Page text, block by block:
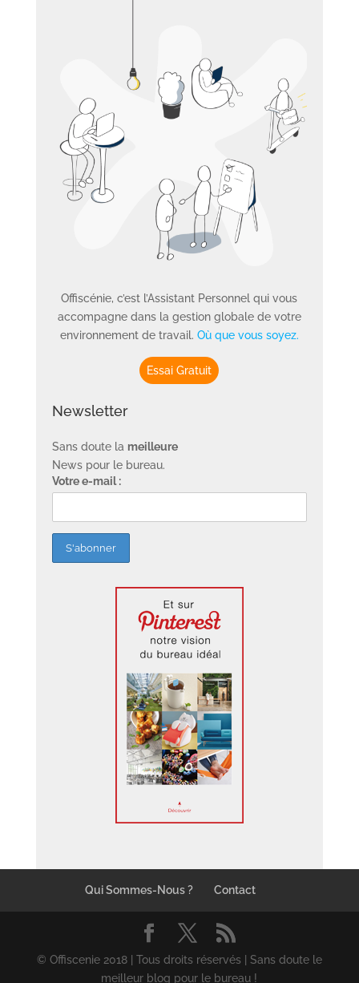
Offiscénie, c’est l’Assistant Personnel qui vous
accompagne dans la gestion globale de votre
environnement de travail. Où que vous soyez.
Essai Gratuit
Newsletter
Sans doute la meilleure
News pour le bureau.
Votre e-mail :
Qui Sommes-Nous ? Contact
© Offiscenie 2018 | Tous droits réservés | Sans doute le
meilleur blog pour le bureau !